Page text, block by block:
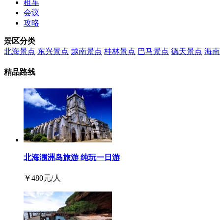
租车
会议
攻略
景区分类
北海景点 东兴景点 越南景点 桂林景点 巴马景点 德天景点 海
精品路线
北海涠洲岛旅游 纯玩一日游
￥480元/人